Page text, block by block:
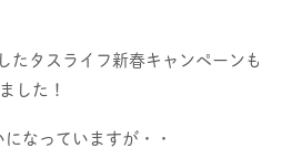
たタスライフ新春キャンペーンも
した！
なっていますが・・